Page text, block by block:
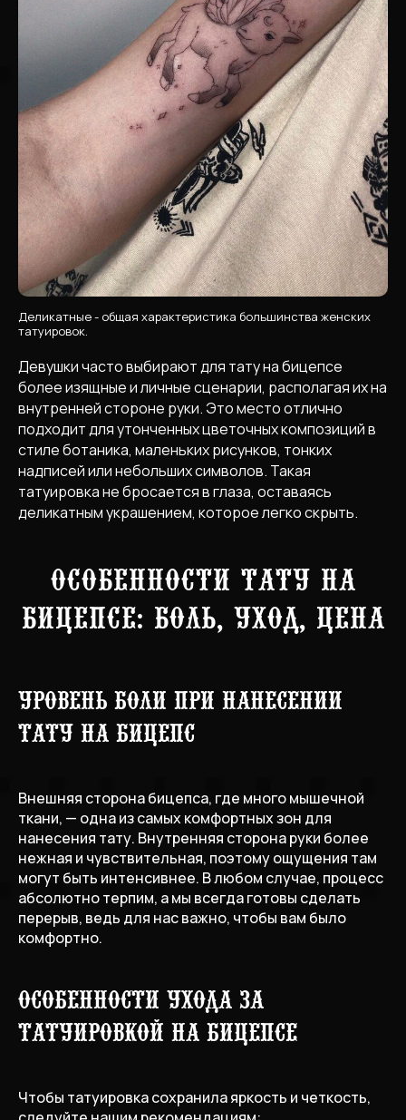
A
Деликатные - общая характеристика большинства женских
татуировок.
Девушки часто выбирают для тату на бицепсе
более изящные и личные сценарии, располагая их на
внутренней стороне руки. Это место отлично
подходит для утонченных цветочных композиций в
стиле ботаника, маленьких рисунков, тонких
надписей или небольших символов. Такая
татуировка не бросается в глаза, оставаясь
деликатным украшением, которое легко скрыть.
Особенности тату на
бицепсе: боль, уход, цена
Уровень боли при нанесении
тату на бицепс
Внешняя сторона бицепса, где много мышечной
ткани, — одна из самых комфортных зон для
нанесения тату. Внутренняя сторона руки более
нежная и чувствительная, поэтому ощущения там
могут быть интенсивнее. В любом случае, процесс
абсолютно терпим, а мы всегда готовы сделать
перерыв, ведь для нас важно, чтобы вам было
комфортно.
Особенности ухода за
татуировкой на бицепсе
Чтобы татуировка сохранила яркость и четкость,